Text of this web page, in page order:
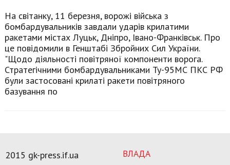
На світанку, 11 березня, ворожі війська з
бомбардувальників завдали ударів крилатими
ракетами містах Луцьк, Дніпро, Івано-Франківськ. Про
це повідомили в Генштабі Збройних Сил України.
"Щодо діяльності повітряної компоненти ворога.
Стратегічними бомбардувальниками Ту-95МС ПКС РФ
були застосовані крилаті ракети повітряного
базування по
ВЛАДА
2015 gk-press.if.ua